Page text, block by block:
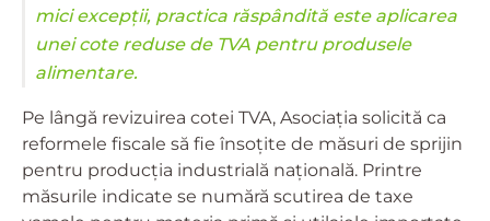
mici excepții, practica răspândită este aplicarea
unei cote reduse de TVA pentru produsele
alimentare.
Pe lângă revizuirea cotei TVA, Asociația solicită ca
reformele fiscale să fie însoțite de măsuri de sprijin
pentru producția industrială națională. Printre
măsurile indicate se numără scutirea de taxe